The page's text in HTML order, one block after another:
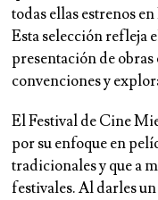
todas ellas estrenos
Esta selección refleja
presentación de
convenciones y
El Festival de Cine
por su enfoque en
tradicionales y que a
festivales. Al darles